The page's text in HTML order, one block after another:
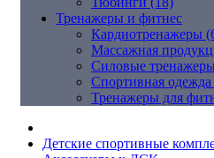
Тренажеры и фитнес
Кардиотренажеры
Массажная
Силовые
Спортивная одежда
Тренажеры для
Детские спортивные